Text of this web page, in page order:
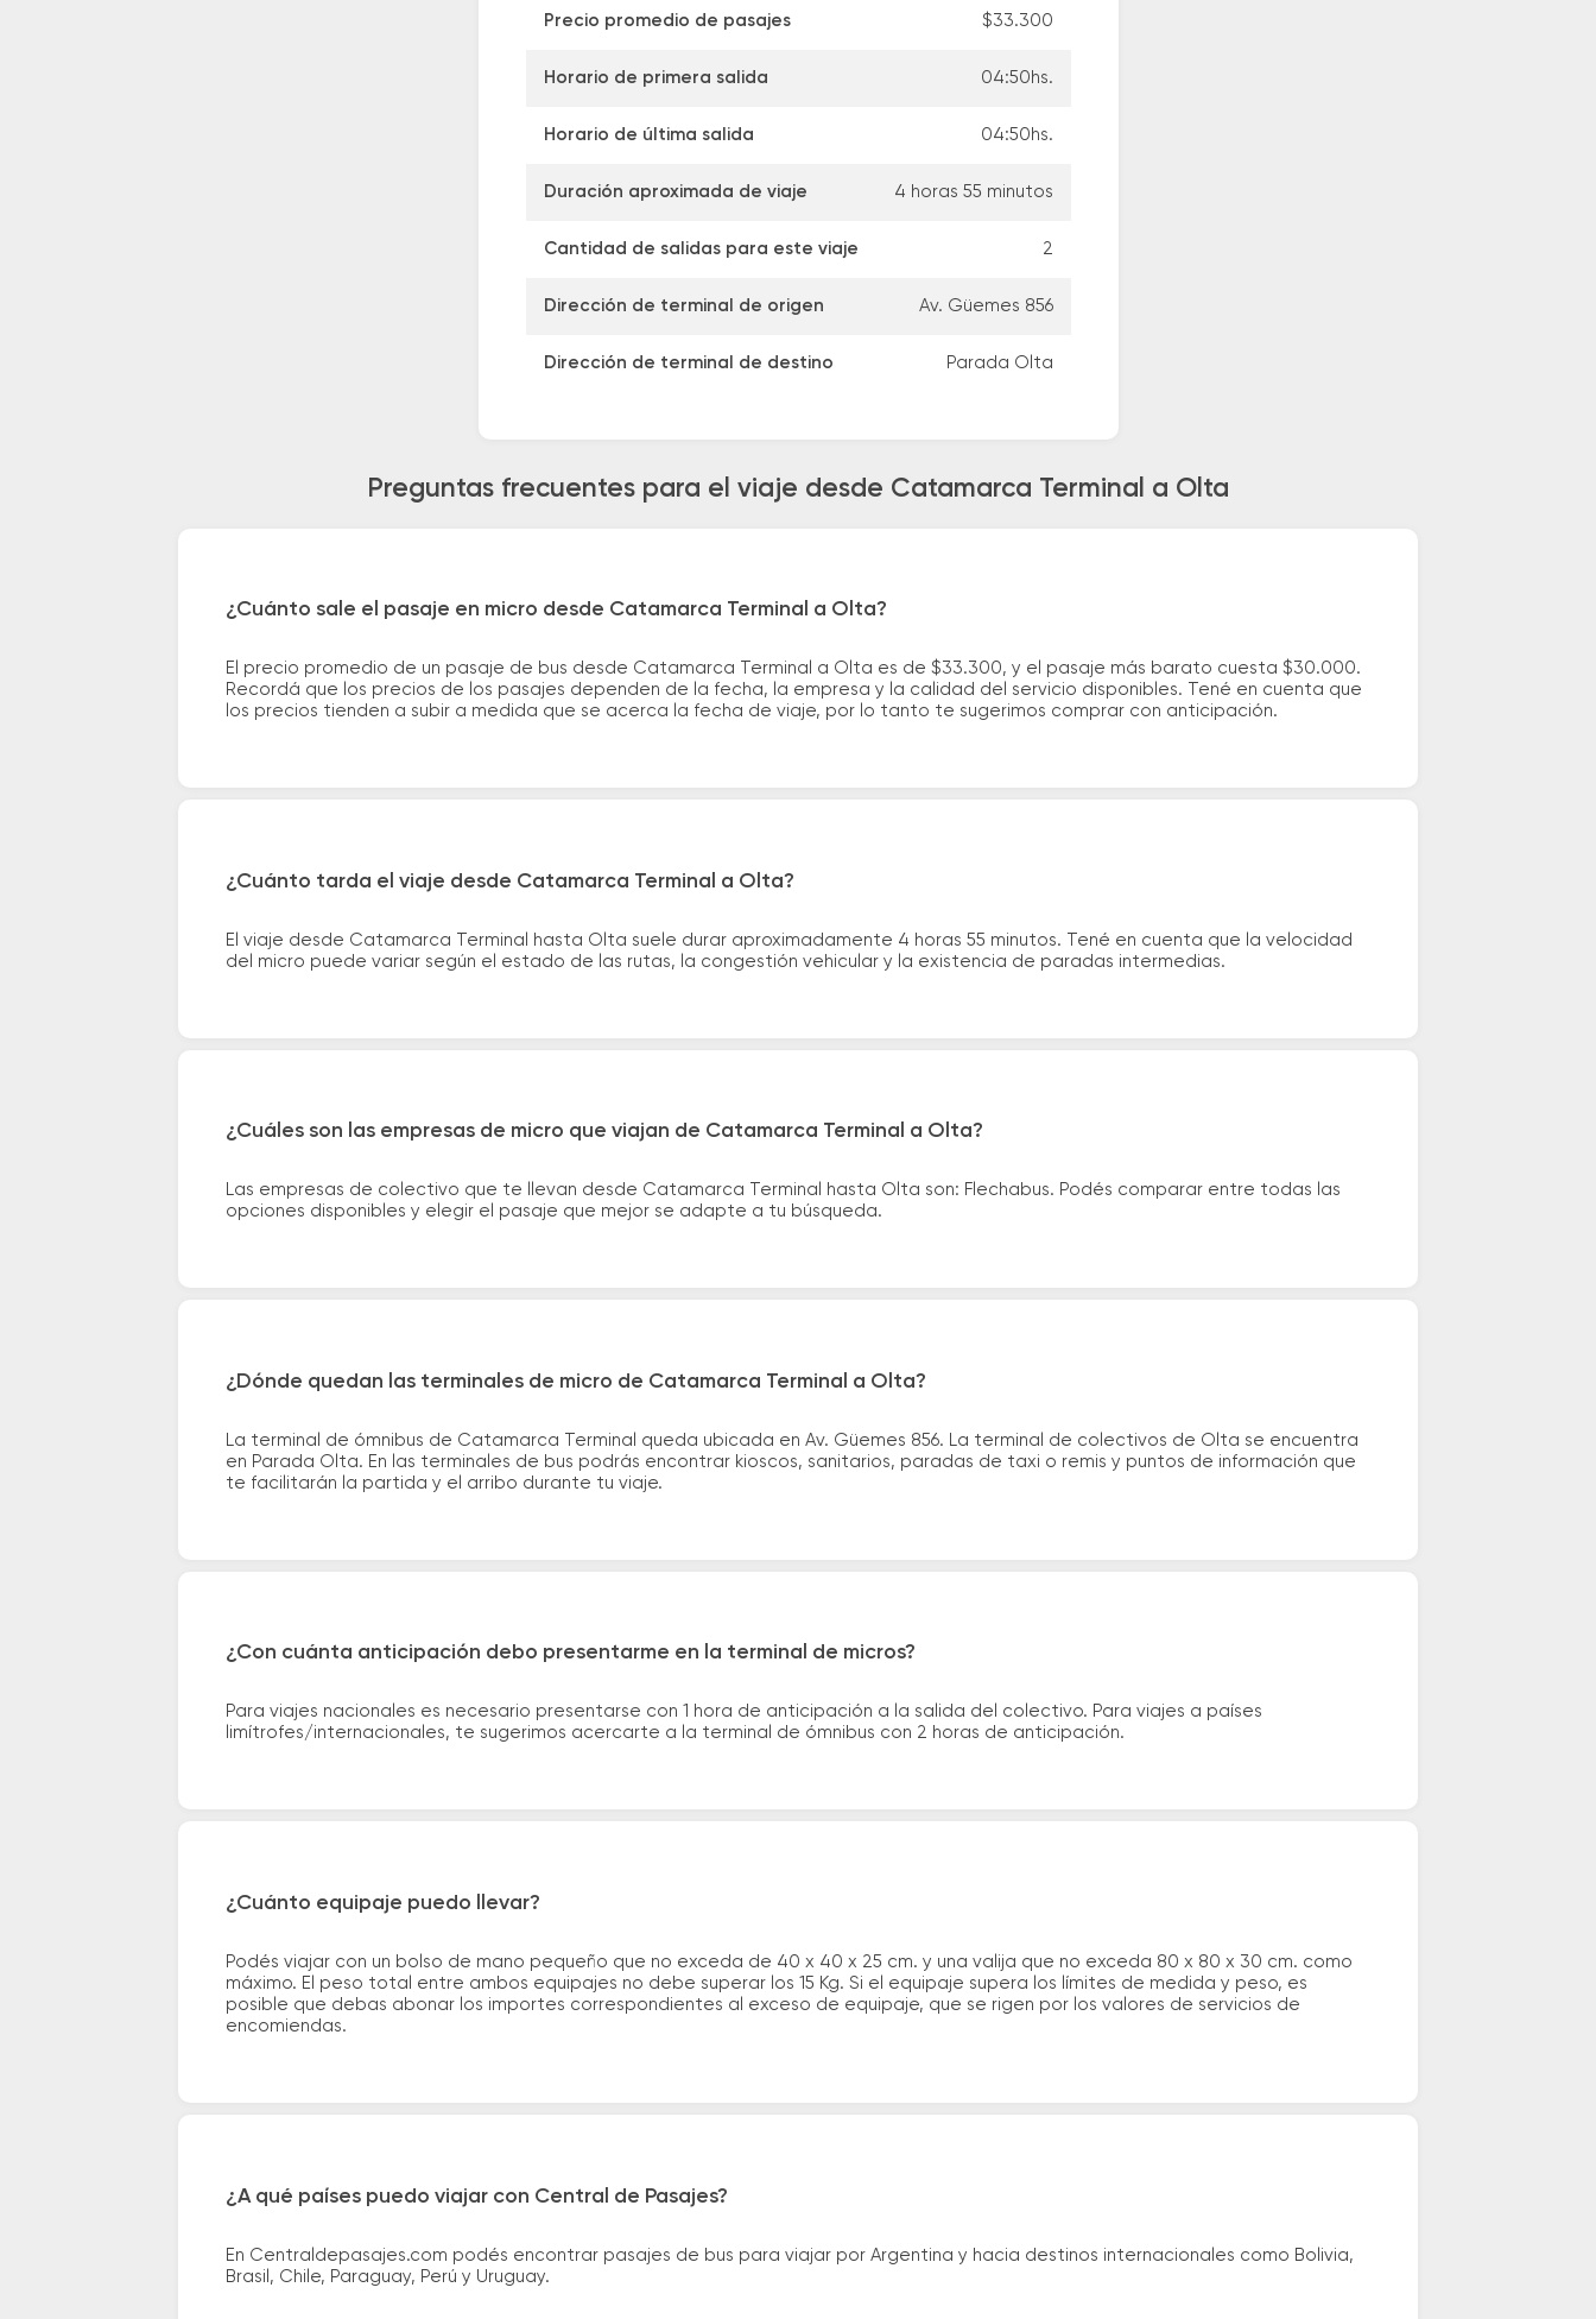
Precio promedio de pasajes $33.300
Horario de primera salida 04:50hs.
Horario de última salida 04:50hs.
Duración aproximada de viaje 4 horas 55 minutos
Cantidad de salidas para este viaje 2
Dirección de terminal de origen Av. Güemes 856
Dirección de terminal de destino Parada Olta
Preguntas frecuentes para el viaje desde Catamarca Terminal a Olta
¿Cuánto sale el pasaje en micro desde Catamarca Terminal a Olta?
El precio promedio de un pasaje de bus desde Catamarca Terminal a Olta es de $33.300, y el pasaje más barato cuesta $30.000.
Recordá que los precios de los pasajes dependen de la fecha, la empresa y la calidad del servicio disponibles. Tené en cuenta que
los precios tienden a subir a medida que se acerca la fecha de viaje, por lo tanto te sugerimos comprar con anticipación.
¿Cuánto tarda el viaje desde Catamarca Terminal a Olta?
El viaje desde Catamarca Terminal hasta Olta suele durar aproximadamente 4 horas 55 minutos. Tené en cuenta que la velocidad
del micro puede variar según el estado de las rutas, la congestión vehicular y la existencia de paradas intermedias.
¿Cuáles son las empresas de micro que viajan de Catamarca Terminal a Olta?
Las empresas de colectivo que te llevan desde Catamarca Terminal hasta Olta son: Flechabus. Podés comparar entre todas las
opciones disponibles y elegir el pasaje que mejor se adapte a tu búsqueda.
¿Dónde quedan las terminales de micro de Catamarca Terminal a Olta?
La terminal de ómnibus de Catamarca Terminal queda ubicada en Av. Güemes 856. La terminal de colectivos de Olta se encuentra
en Parada Olta. En las terminales de bus podrás encontrar kioscos, sanitarios, paradas de taxi o remis y puntos de información que
te facilitarán la partida y el arribo durante tu viaje.
¿Con cuánta anticipación debo presentarme en la terminal de micros?
Para viajes nacionales es necesario presentarse con 1 hora de anticipación a la salida del colectivo. Para viajes a países
limítrofes/internacionales, te sugerimos acercarte a la terminal de ómnibus con 2 horas de anticipación.
¿Cuánto equipaje puedo llevar?
Podés viajar con un bolso de mano pequeño que no exceda de 40 x 40 x 25 cm. y una valija que no exceda 80 x 80 x 30 cm. como
máximo. El peso total entre ambos equipajes no debe superar los 15 Kg. Si el equipaje supera los límites de medida y peso, es
posible que debas abonar los importes correspondientes al exceso de equipaje, que se rigen por los valores de servicios de
encomiendas.
¿A qué países puedo viajar con Central de Pasajes?
En Centraldepasajes.com podés encontrar pasajes de bus para viajar por Argentina y hacia destinos internacionales como Bolivia,
Brasil, Chile, Paraguay, Perú y Uruguay.